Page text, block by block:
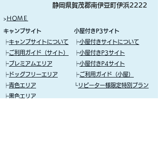
静岡県賀茂郡南伊豆町伊浜2222
>ＨＯＭＥ
​キャンプサイト
┝キャンプサイトについて
┝ご利用ガイド（サイト）
┝プレミアムエリア
┝ ドッグフリーエリア
┝青色エリア
┝黒色エリア
小屋付きP3サイト
┝小屋付きサイトについて
┝小屋付きP3サイト
┝小屋付きP4サイト
┝ご利用ガイド（小屋）
└リピーター様限定特別プラン